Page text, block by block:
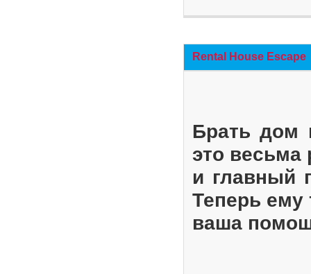
Rental House Escape
Брать дом
это весьма
и главный
Теперь ему
ваша